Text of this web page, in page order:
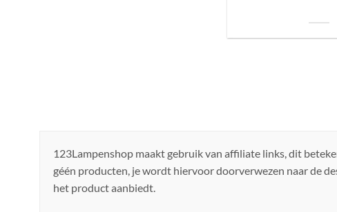
123Lampenshop maakt gebruik van affiliate links, dit
géén producten, je wordt hiervoor doorverwezen naar de
het product aanbiedt.